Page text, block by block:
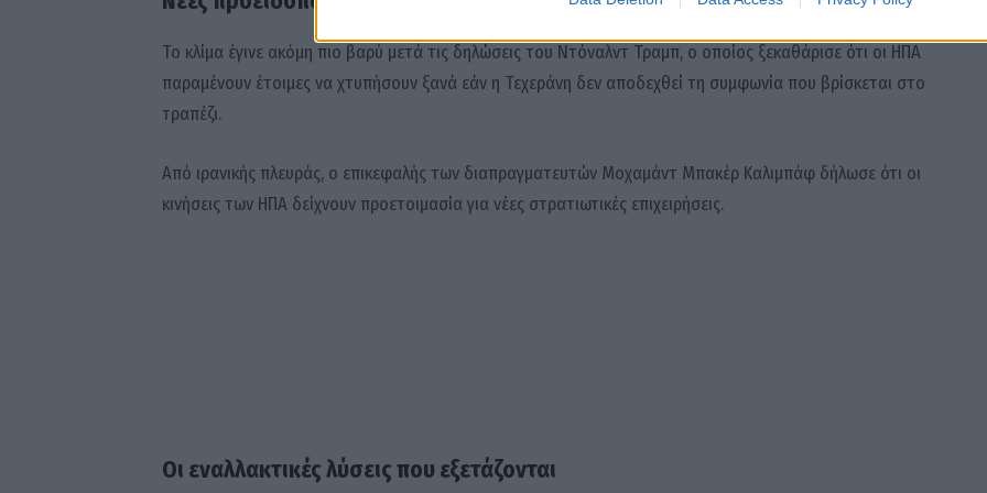
Το κλίμα έγινε ακόμη πιο βαρύ μετά τις δηλώσεις του Ντόναλντ Τραμπ, ο οποίος ξεκαθάρισε ότι οι ΗΠΑ
παραμένουν έτοιμες να χτυπήσουν ξανά εάν η Τεχεράνη δεν αποδεχθεί τη συμφωνία που βρίσκεται στο
τραπέζι.
Από ιρανικής πλευράς, ο επικεφαλής των διαπραγματευτών Μοχαμάντ Μπακέρ Καλιμπάφ δήλωσε ότι οι
κινήσεις των ΗΠΑ δείχνουν προετοιμασία για νέες στρατιωτικές επιχειρήσεις.
Οι εναλλακτικές λύσεις που εξετάζονται